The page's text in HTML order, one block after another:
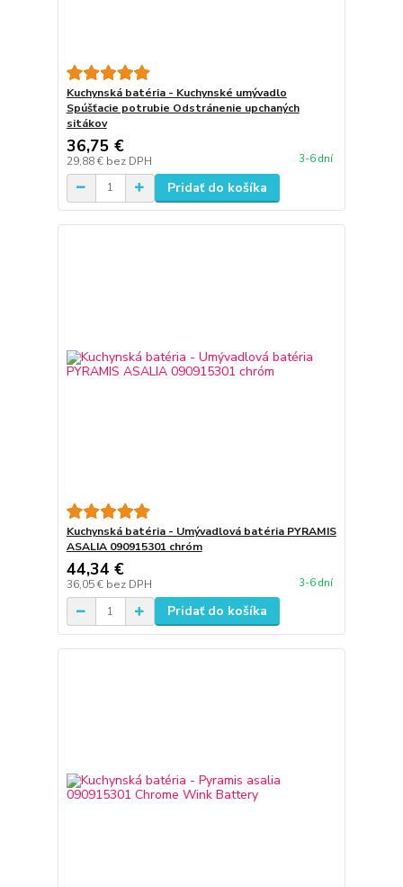
Kuchynská batéria - Kuchynské umývadlo
Spúšťacie potrubie Odstránenie upchaných
sitákov
36,75 €
29,88 € bez DPH 3-6 dní
Pridať do košíka
Kuchynská batéria - Umývadlová batéria PYRAMIS
ASALIA 090915301 chróm
44,34 €
36,05 € bez DPH 3-6 dní
Pridať do košíka